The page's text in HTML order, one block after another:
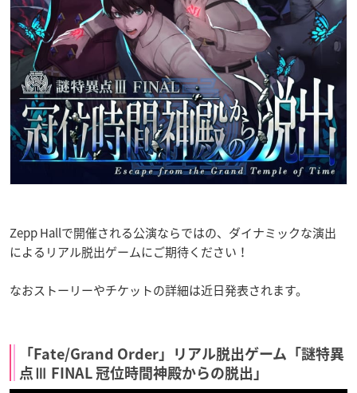
Zepp Hallで開催される公演ならではの、ダイナミックな演出
によるリアル脱出ゲームにご期待ください！
なおストーリーやチケットの詳細は近日発表されます。
「Fate/Grand Order」リアル脱出ゲーム「謎特異
点Ⅲ FINAL 冠位時間神殿からの脱出」